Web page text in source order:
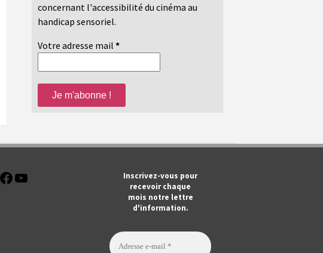
concernant l'accessibilité du cinéma au
handicap sensoriel.
Votre adresse mail *
Instagram
Facebook
Inscrivez-vous pour
recevoir chaque
mois notre lettre
d'information.